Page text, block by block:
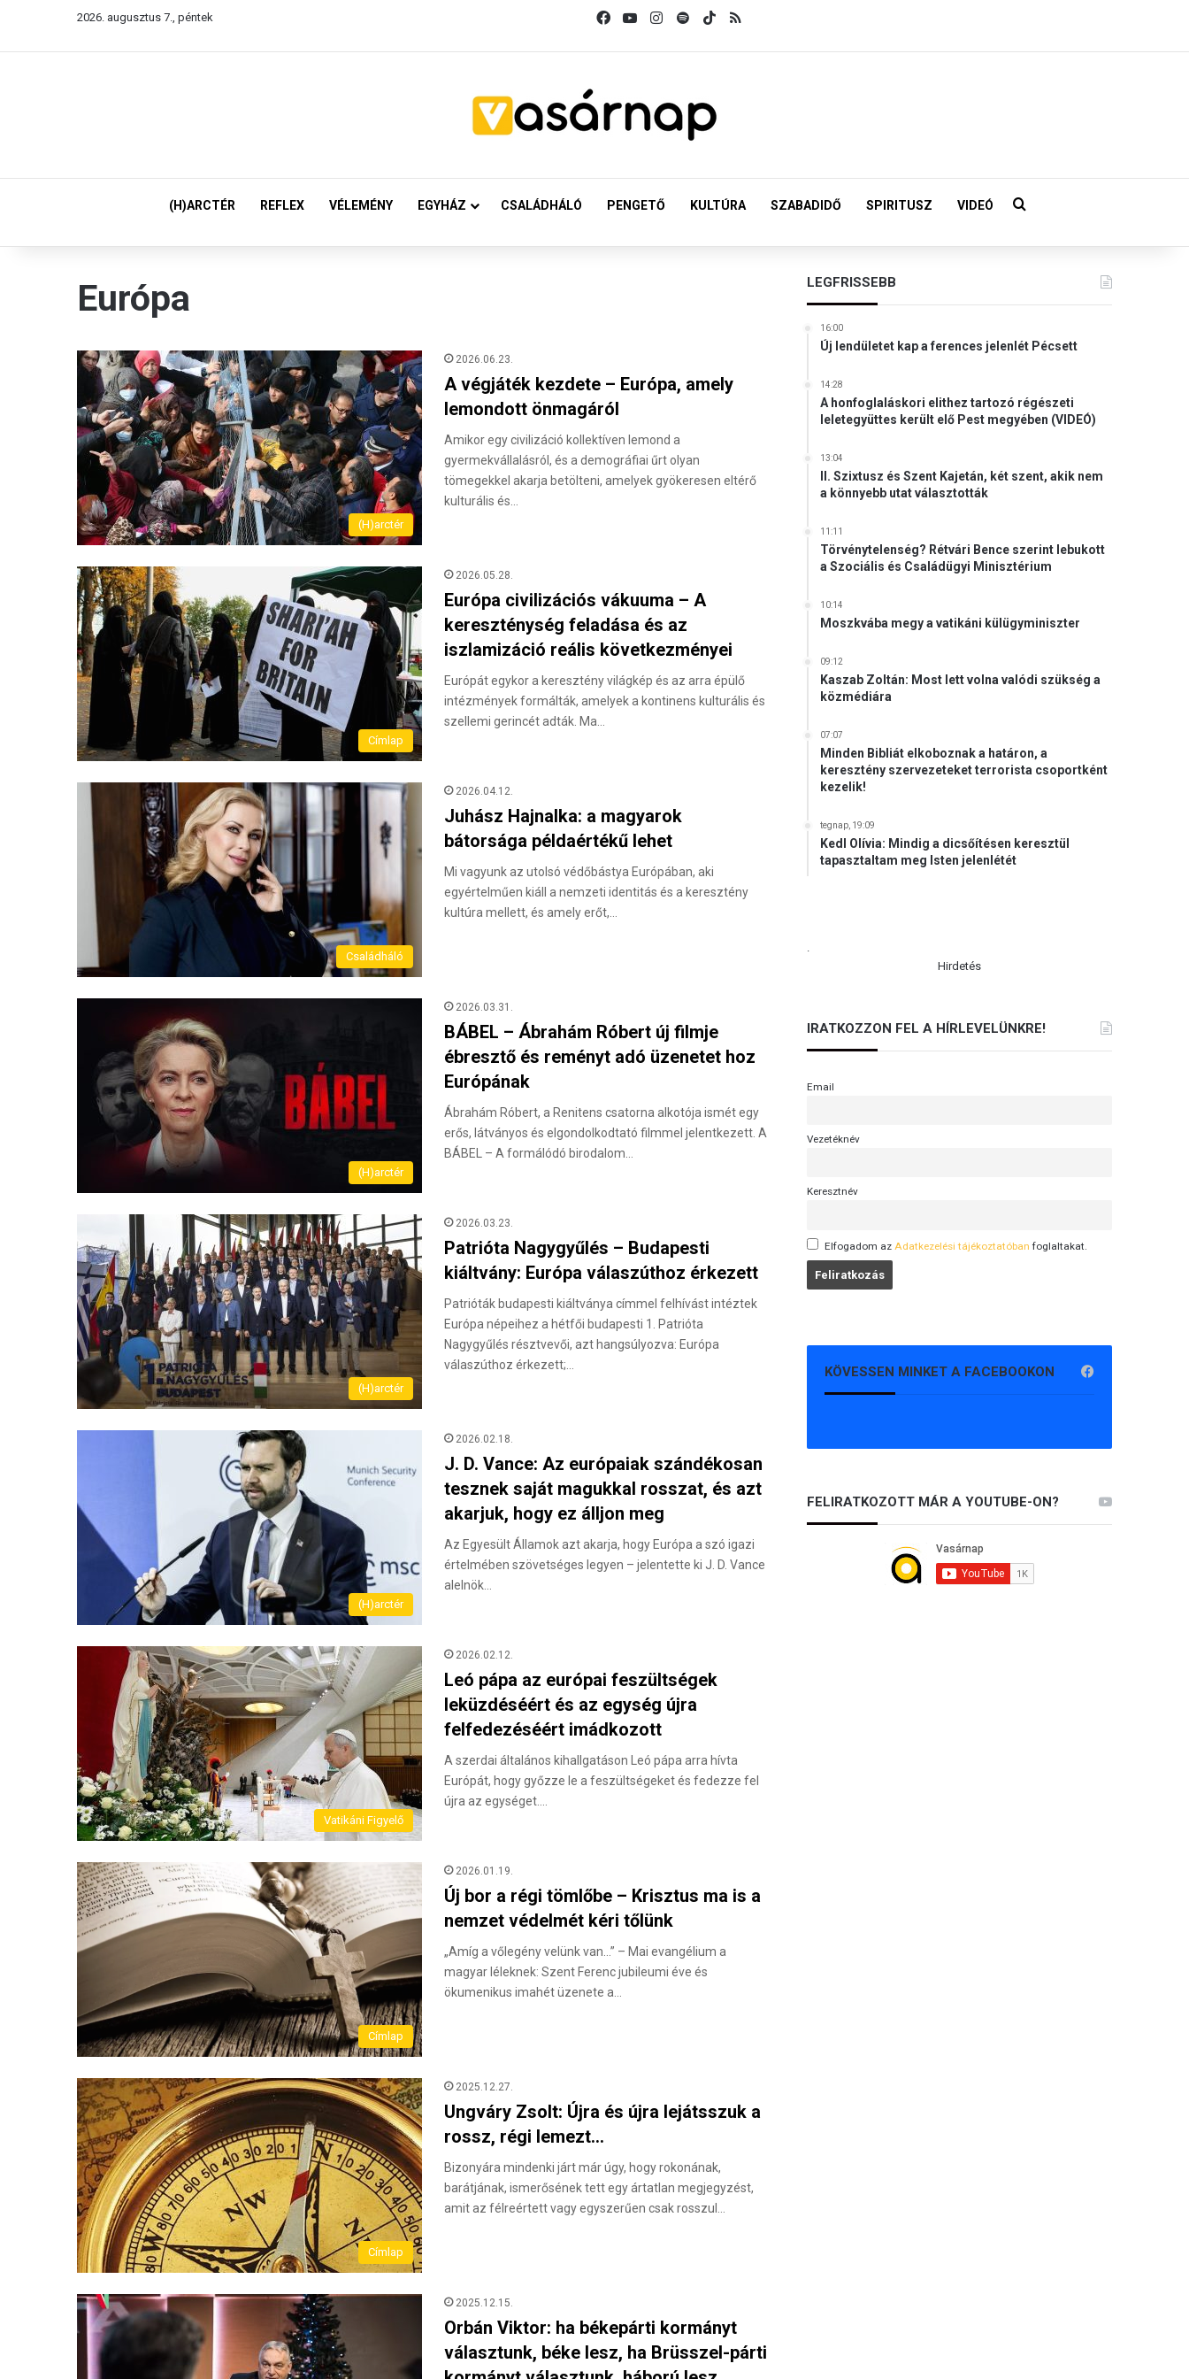
2026. augusztus 7., péntek FacebookYouTubeInstagram
SpotifyTikTok
(H)ARCTÉR REFLEX VÉLEMÉNY EGYHÁZ CSALÁDHÁLÓ PENGETŐ KULTÚRA SZABADIDŐ SPIRITUSZ VIDEÓ Keresés:
Európa
(H)arctér
2026.06.23.
A végjáték kezdete – Európa, amely
lemondott önmagáról
Amikor egy civilizáció kollektíven lemond a
gyermekvállalásról, és a demográfiai űrt olyan
tömegekkel akarja betölteni, amelyek gyökeresen eltérő
kulturális és…
Címlap
2026.05.28.
Európa civilizációs vákuuma – A
kereszténység feladása és az
iszlamizáció reális következményei
Európát egykor a keresztény világkép és az arra épülő
intézmények formálták, amelyek a kontinens kulturális és
szellemi gerincét adták. Ma…
Családháló
2026.04.12.
Juhász Hajnalka: a magyarok
bátorsága példaértékű lehet
Mi vagyunk az utolsó védőbástya Európában, aki
egyértelműen kiáll a nemzeti identitás és a keresztény
kultúra mellett, és amely erőt,…
(H)arctér
2026.03.31.
BÁBEL – Ábrahám Róbert új filmje
ébresztő és reményt adó üzenetet hoz
Európának
Ábrahám Róbert, a Renitens csatorna alkotója ismét egy
erős, látványos és elgondolkodtató filmmel jelentkezett. A
BÁBEL – A formálódó birodalom…
(H)arctér
2026.03.23.
Patrióta Nagygyűlés – Budapesti
kiáltvány: Európa válaszúthoz érkezett
Patrióták budapesti kiáltványa címmel felhívást intéztek
Európa népeihez a hétfői budapesti 1. Patrióta
Nagygyűlés résztvevői, azt hangsúlyozva: Európa
válaszúthoz érkezett;…
(H)arctér
2026.02.18.
J. D. Vance: Az európaiak szándékosan
tesznek saját magukkal rosszat, és azt
akarjuk, hogy ez álljon meg
Az Egyesült Államok azt akarja, hogy Európa a szó igazi
értelmében szövetséges legyen – jelentette ki J. D. Vance
alelnök…
Vatikáni Figyelő
2026.02.12.
Leó pápa az európai feszültségek
leküzdéséért és az egység újra
felfedezéséért imádkozott
A szerdai általános kihallgatáson Leó pápa arra hívta
Európát, hogy győzze le a feszültségeket és fedezze fel
újra az egységet.…
Címlap
2026.01.19.
Új bor a régi tömlőbe – Krisztus ma is a
nemzet védelmét kéri tőlünk
„Amíg a vőlegény velünk van…” – Mai evangélium a
magyar léleknek: Szent Ferenc jubileumi éve és
ökumenikus imahét üzenete a…
Címlap
2025.12.27.
Ungváry Zsolt: Újra és újra lejátsszuk a
rossz, régi lemezt…
Bizonyára mindenki járt már úgy, hogy rokonának,
barátjának, ismerősének tett egy ártatlan megjegyzést,
amit az félreértett vagy egyszerűen csak rosszul…
2025.12.15.
Orbán Viktor: ha békepárti kormányt
választunk, béke lesz, ha Brüsszel-párti
LEGFRISSEBB
16:00
Új lendületet kap a ferences jelenlét Pécsett
14:28
A honfoglaláskori elithez tartozó régészeti
leletegyüttes került elő Pest megyében (VIDEÓ)
13:04
II. Szixtusz és Szent Kajetán, két szent, akik nem
a könnyebb utat választották
11:11
Törvénytelenség? Rétvári Bence szerint lebukott
a Szociális és Családügyi Minisztérium
10:14
Moszkvába megy a vatikáni külügyminiszter
09:12
Kaszab Zoltán: Most lett volna valódi szükség a
közmédiára
07:07
Minden Bibliát elkoboznak a határon, a
keresztény szervezeteket terrorista csoportként
kezelik!
tegnap, 19:09
Kedl Olívia: Mindig a dicsőítésen keresztül
tapasztaltam meg Isten jelenlétét
.
Hirdetés
IRATKOZZON FEL A HÍRLEVELÜNKRE!
Email
Vezetéknév
Keresztnév
Elfogadom az Adatkezelési tájékoztatóban foglaltakat.
KÖVESSEN MINKET A FACEBOOKON
FELIRATKOZOTT MÁR A YOUTUBE-ON?